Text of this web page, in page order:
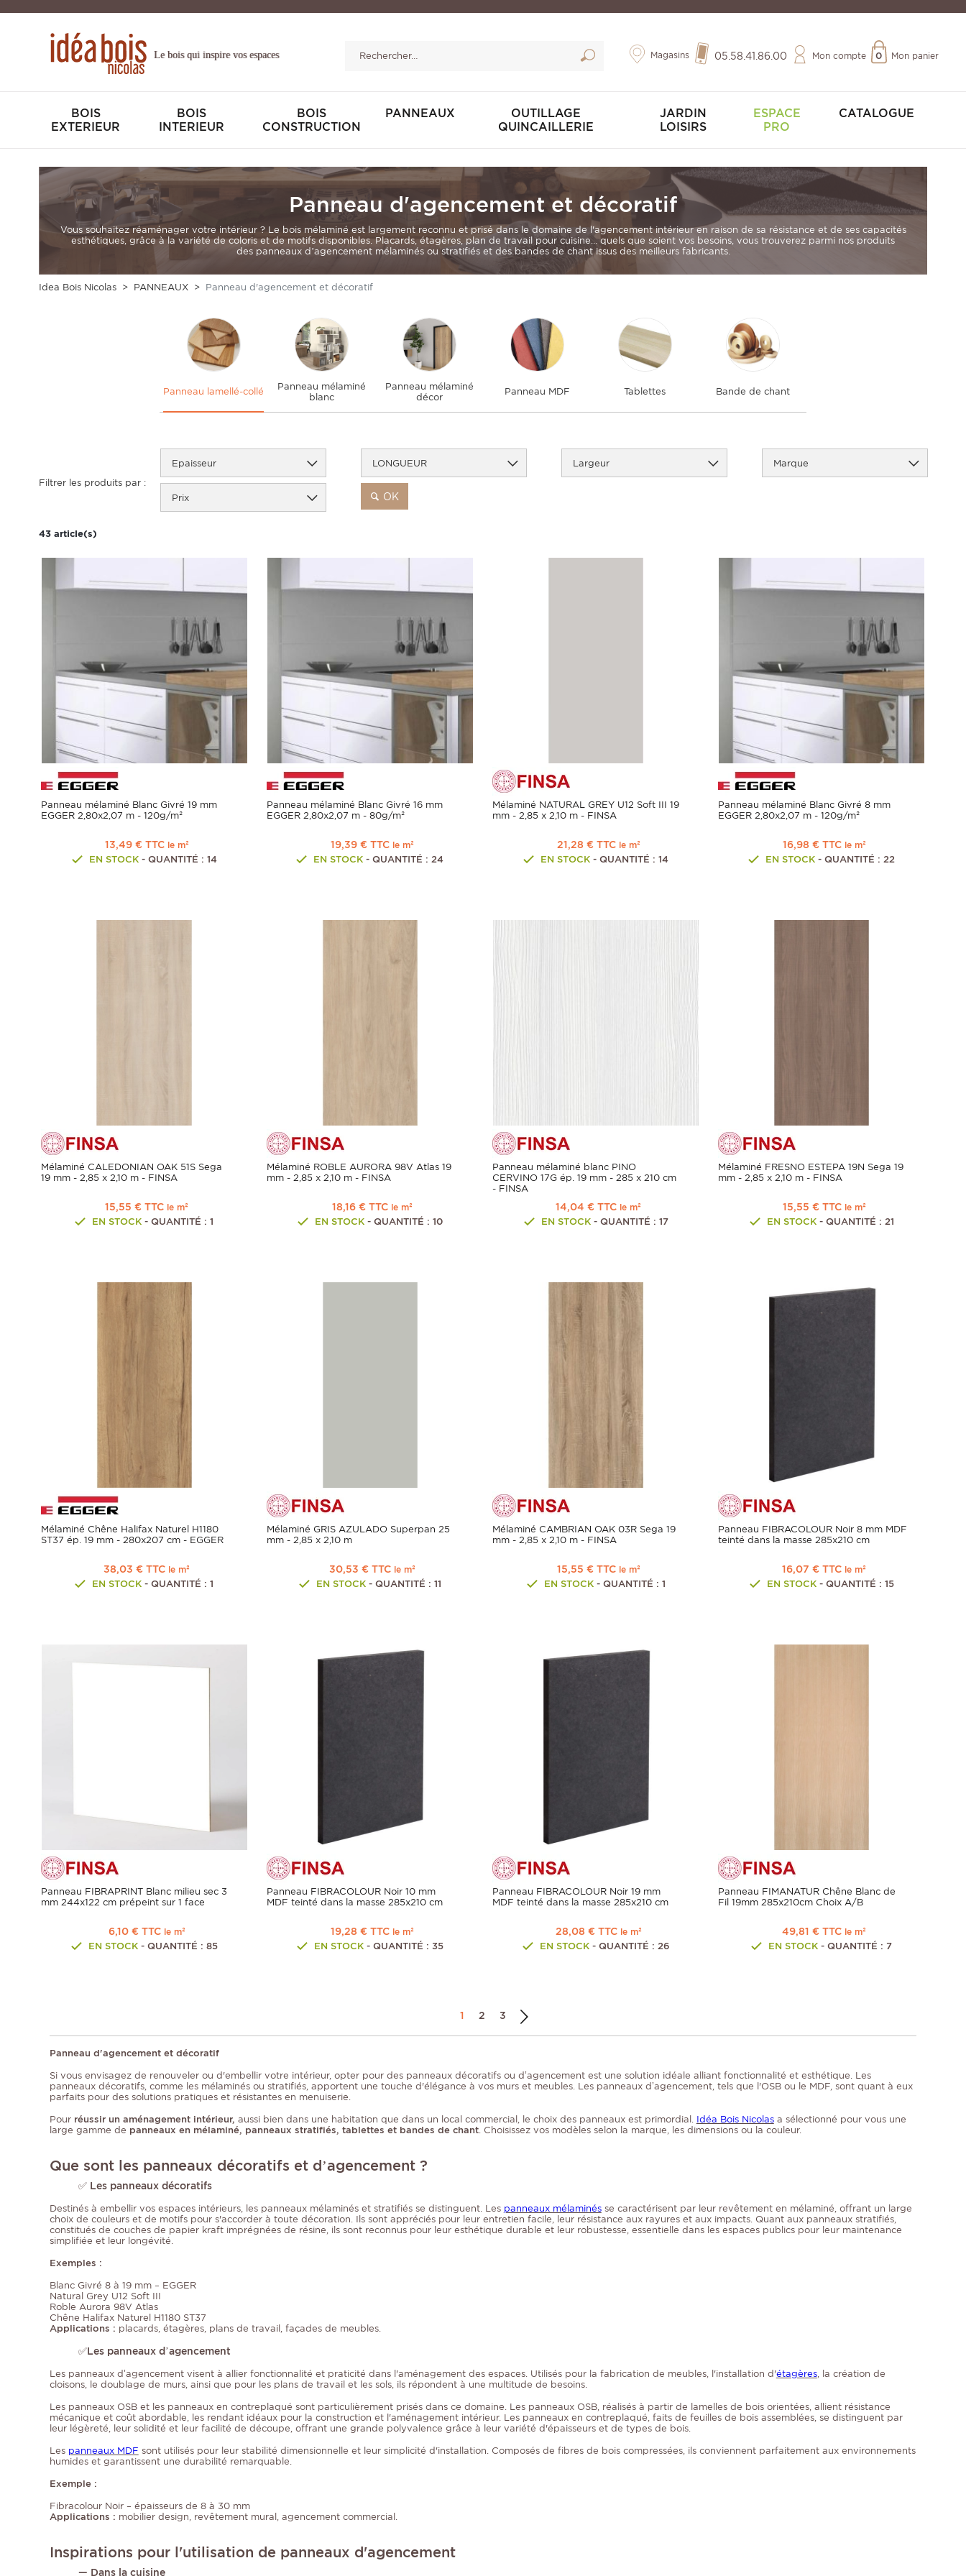
Le bois qui inspire vos espaces Magasins 05.58.41.86.00 Mon compte Mon panier
0
BOIS
EXTERIEUR
BOIS
INTERIEUR
BOIS
CONSTRUCTION
PANNEAUX
OUTILLAGE
QUINCAILLERIE
JARDIN
LOISIRS
ESPACE
PRO
CATALOGUE
Panneau d'agencement et décoratif
Vous souhaitez réaménager votre intérieur ? Le bois mélaminé est largement reconnu et prisé dans le domaine de l'agencement intérieur en raison de sa résistance et de ses capacités
esthétiques, grâce à la variété de coloris et de motifs disponibles. Placards, étagères, plan de travail pour cuisine… quels que soient vos besoins, vous trouverez parmi nos produits
des panneaux d’agencement mélaminés ou stratifiés et des bandes de chant issus des meilleurs fabricants.
Idea Bois Nicolas PANNEAUX Panneau d'agencement et décoratif
Panneau lamellé-collé
Panneau mélaminé
blanc
Panneau mélaminé
décor
Panneau MDF Tablettes Bande de chant
Filtrer les produits par :
Epaisseur LONGUEUR Largeur Marque
Prix OK
43 article(s)
Panneau mélaminé Blanc Givré 19 mm
EGGER 2,80x2,07 m - 120g/m²
13,49 € TTC le m²
EN STOCK- QUANTITÉ : 14
Panneau mélaminé Blanc Givré 16 mm
EGGER 2,80x2,07 m - 80g/m²
19,39 € TTC le m²
EN STOCK - QUANTITÉ : 24
Mélaminé NATURAL GREY U12 Soft III 19
mm - 2,85 x 2,10 m - FINSA
21,28 € TTC le m²
EN STOCK - QUANTITÉ : 14
Panneau mélaminé Blanc Givré 8 mm
EGGER 2,80x2,07 m - 120g/m²
16,98 € TTC le m²
EN STOCK - QUANTITÉ : 22
Mélaminé CALEDONIAN OAK 51S Sega
19 mm - 2,85 x 2,10 m - FINSA
15,55 € TTC le m²
EN STOCK - QUANTITÉ : 1
Mélaminé ROBLE AURORA 98V Atlas 19
mm - 2,85 x 2,10 m - FINSA
18,16 € TTC le m²
EN STOCK- QUANTITÉ : 10
Panneau mélaminé blanc PINO
CERVINO 17G ép. 19 mm - 285 x 210 cm
- FINSA
14,04 € TTC le m²
EN STOCK- QUANTITÉ : 17
Mélaminé FRESNO ESTEPA 19N Sega 19
mm - 2,85 x 2,10 m - FINSA
15,55 € TTC le m²
EN STOCK- QUANTITÉ : 21
Mélaminé Chêne Halifax Naturel H1180
ST37 ép. 19 mm - 280x207 cm - EGGER
38,03 € TTC le m²
EN STOCK - QUANTITÉ : 1
Mélaminé GRIS AZULADO Superpan 25
mm - 2,85 x 2,10 m
30,53 € TTC le m²
EN STOCK- QUANTITÉ : 11
Mélaminé CAMBRIAN OAK 03R Sega 19
mm - 2,85 x 2,10 m - FINSA
15,55 € TTC le m²
EN STOCK- QUANTITÉ : 1
Panneau FIBRACOLOUR Noir 8 mm MDF
teinté dans la masse 285x210 cm
16,07 € TTC le m²
EN STOCK- QUANTITÉ : 15
Panneau FIBRAPRINT Blanc milieu sec 3
mm 244x122 cm prépeint sur 1 face
6,10 € TTC le m²
EN STOCK- QUANTITÉ : 85
Panneau FIBRACOLOUR Noir 10 mm
MDF teinté dans la masse 285x210 cm
19,28 € TTC le m²
EN STOCK- QUANTITÉ : 35
Panneau FIBRACOLOUR Noir 19 mm
MDF teinté dans la masse 285x210 cm
28,08 € TTC le m²
EN STOCK- QUANTITÉ : 26
Panneau FIMANATUR Chêne Blanc de
Fil 19mm 285x210cm Choix A/B
49,81 € TTC le m²
EN STOCK - QUANTITÉ : 7
1 2 3
Panneau d'agencement et décoratif
Si vous envisagez de renouveler ou d'embellir votre intérieur, opter pour des panneaux décoratifs ou d’agencement est une solution idéale alliant fonctionnalité et esthétique. Les
panneaux décoratifs, comme les mélaminés ou stratifiés, apportent une touche d'élégance à vos murs et meubles. Les panneaux d’agencement, tels que l'OSB ou le MDF, sont quant à eux
parfaits pour des solutions pratiques et résistantes en menuiserie.
Pour réussir un aménagement intérieur, aussi bien dans une habitation que dans un local commercial, le choix des panneaux est primordial. Idéa Bois Nicolasa sélectionné pour vous une
large gamme de panneaux en mélaminé, panneaux stratifiés, tablettes et bandes de chant. Choisissez vos modèles selon la marque, les dimensions ou la couleur.
Que sont les panneaux décoratifs et d’agencement ?
✅Les panneaux décoratifs
Destinés à embellir vos espaces intérieurs, les panneaux mélaminés et stratifiés se distinguent. Les panneaux mélaminésse caractérisent par leur revêtement en mélaminé, offrant un large
choix de couleurs et de motifs pour s'accorder à toute décoration. Ils sont appréciés pour leur entretien facile, leur résistance aux rayures et aux impacts. Quant aux panneaux stratifiés,
constitués de couches de papier kraft imprégnées de résine, ils sont reconnus pour leur esthétique durable et leur robustesse, essentielle dans les espaces publics pour leur maintenance
simplifiée et leur longévité.
Exemples :
Blanc Givré 8 à 19 mm – EGGER
Natural Grey U12 Soft III
Roble Aurora 98V Atlas
Chêne Halifax Naturel H1180 ST37
Applications : placards, étagères, plans de travail, façades de meubles.
✅Les panneaux d’agencement
Les panneaux d’agencement visent à allier fonctionnalité et praticité dans l'aménagement des espaces. Utilisés pour la fabrication de meubles, l'installation d'étagères, la création de
cloisons, le doublage de murs, ainsi que pour les plans de travail et les sols, ils répondent à une multitude de besoins.
Les panneaux OSB et les panneaux en contreplaqué sont particulièrement prisés dans ce domaine. Les panneaux OSB, réalisés à partir de lamelles de bois orientées, allient résistance
mécanique et coût abordable, les rendant idéaux pour la construction et l'aménagement intérieur. Les panneaux en contreplaqué, faits de feuilles de bois assemblées, se distinguent par
leur légèreté, leur solidité et leur facilité de découpe, offrant une grande polyvalence grâce à leur variété d'épaisseurs et de types de bois.
Les panneaux MDF sont utilisés pour leur stabilité dimensionnelle et leur simplicité d'installation. Composés de fibres de bois compressées, ils conviennent parfaitement aux environnements
humides et garantissent une durabilité remarquable.
Exemple :
Fibracolour Noir – épaisseurs de 8 à 30 mm
Applications : mobilier design, revêtement mural, agencement commercial.
Inspirations pour l'utilisation de panneaux d'agencement
— Dans la cuisine